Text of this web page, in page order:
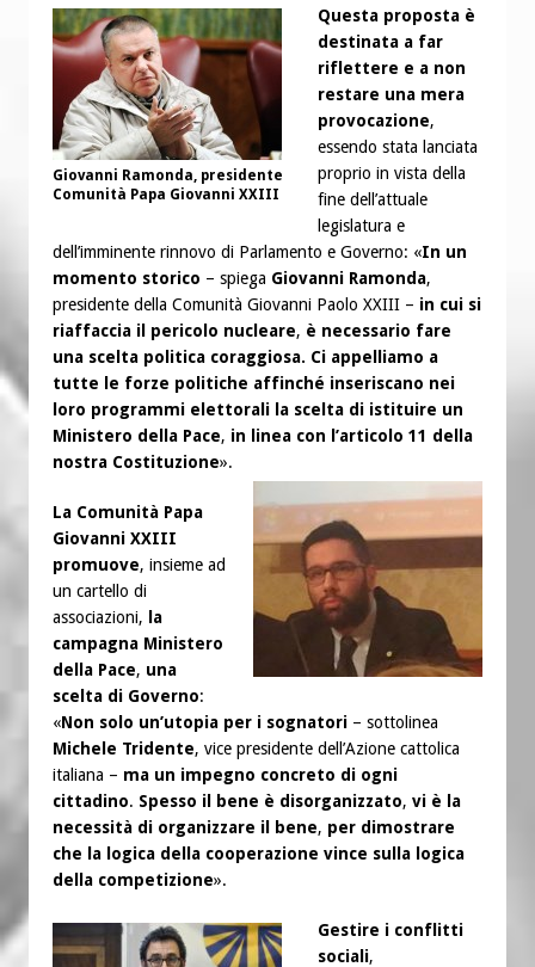
Giovanni Ramonda, presidente
Comunità Papa Giovanni XXIII
Questa proposta è
destinata a far
riflettere e a non
restare una mera
provocazione,
essendo stata lanciata
proprio in vista della
fine dell’attuale
legislatura e
dell’imminente rinnovo di Parlamento e Governo: «In un
momento storico – spiega Giovanni Ramonda,
presidente della Comunità Giovanni Paolo XXIII – in cui si
riaffaccia il pericolo nucleare, è necessario fare
una scelta politica coraggiosa. Ci appelliamo a
tutte le forze politiche affinché inseriscano nei
loro programmi elettorali la scelta di istituire un
Ministero della Pace, in linea con l’articolo 11 della
nostra Costituzione».
La Comunità Papa
Giovanni XXIII
promuove, insieme ad
un cartello di
associazioni,
la
campagna Ministero
della Pace, una
scelta di Governo:
«Non solo un’utopia per i sognatori – sottolinea
Michele Tridente, vice presidente dell’Azione cattolica
italiana – ma un impegno concreto di ogni
cittadino. Spesso il bene è disorganizzato, vi è la
necessità di organizzare il bene, per dimostrare
che la logica della cooperazione vince sulla logica
della competizione».
Gestire i conflitti
sociali,